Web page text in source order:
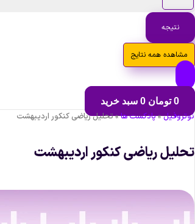
نتیجه
مشاهده همه نتایج
0 تومان 0 سبد خرید
نوتروفیل»پادکست ها»تحلیل ریاضی کنکور اردیبهشت
تحلیل ریاضی کنکور اردیبهشت